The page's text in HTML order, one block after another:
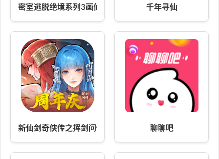
密室逃脱绝境系列3画仙奇缘 千年寻仙
新仙剑奇侠传之挥剑问情 聊聊吧